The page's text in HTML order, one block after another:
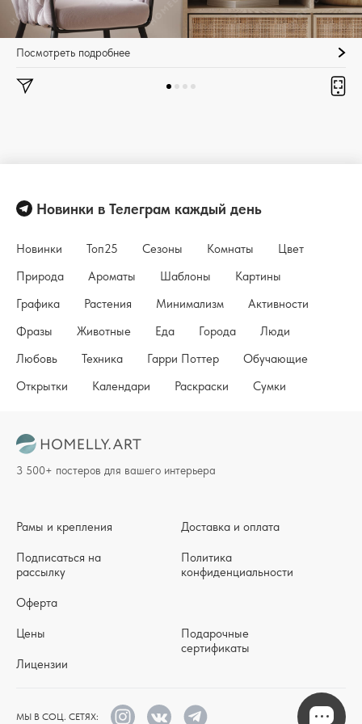
Посмотреть подробнее
Новинки в Телеграм каждый день
Новинки Топ25 Сезоны Комнаты
Цвет
Природа
Ароматы Шаблоны
Картины
Графика
Растения Минимализм
Активности
Фразы
Животные Еда Города
Люди
Любовь
Техника Гарри Поттер
Обучающие
Открытки
Календари Раскраски Сумки
МЫ В СОЦ. СЕТЯХ:
Рамы и крепления
Подписаться на
рассылку
Оферта
Доставка и оплата
Политика
конфиденциальности
Цены
Лицензии
Подарочные
сертификаты
3 500+ постеров для вашего интерьера